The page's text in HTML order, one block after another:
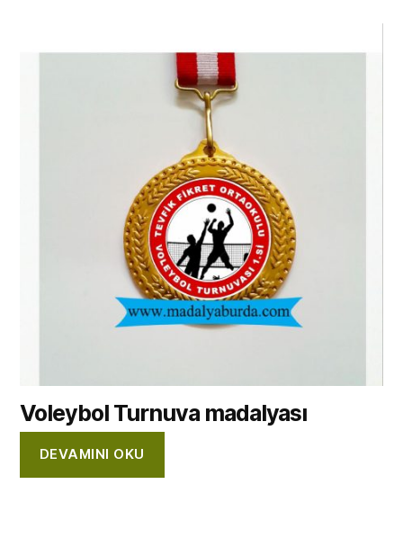
Voleybol Turnuva madalyası
DEVAMINI OKU